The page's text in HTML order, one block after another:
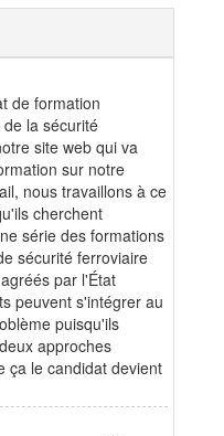
de formation
la sécurité
site web qui va
sur notre
nous travaillons à ce
cherchent
série des formations
sécurité ferroviaire
par l'État
peuvent s'intégrer au
puisqu'ils
approches
ça le candidat devient